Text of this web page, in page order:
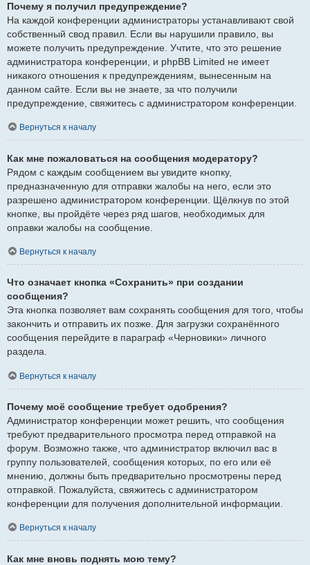
Почему я получил предупреждение?
На каждой конференции администраторы устанавливают свой
собственный свод правил. Если вы нарушили правило, вы
можете получить предупреждение. Учтите, что это решение
администратора конференции, и phpBB Limited не имеет
никакого отношения к предупреждениям, вынесенным на
данном сайте. Если вы не знаете, за что получили
предупреждение, свяжитесь с администратором конференции.
Вернуться к началу
Как мне пожаловаться на сообщения модератору?
Рядом с каждым сообщением вы увидите кнопку,
предназначенную для отправки жалобы на него, если это
разрешено администратором конференции. Щёлкнув по этой
кнопке, вы пройдёте через ряд шагов, необходимых для
оправки жалобы на сообщение.
Вернуться к началу
Что означает кнопка «Сохранить» при создании
сообщения?
Эта кнопка позволяет вам сохранять сообщения для того, чтобы
закончить и отправить их позже. Для загрузки сохранённого
сообщения перейдите в параграф «Черновики» личного
раздела.
Вернуться к началу
Почему моё сообщение требует одобрения?
Администратор конференции может решить, что сообщения
требуют предварительного просмотра перед отправкой на
форум. Возможно также, что администратор включил вас в
группу пользователей, сообщения которых, по его или её
мнению, должны быть предварительно просмотрены перед
отправкой. Пожалуйста, свяжитесь с администратором
конференции для получения дополнительной информации.
Вернуться к началу
Как мне вновь поднять мою тему?